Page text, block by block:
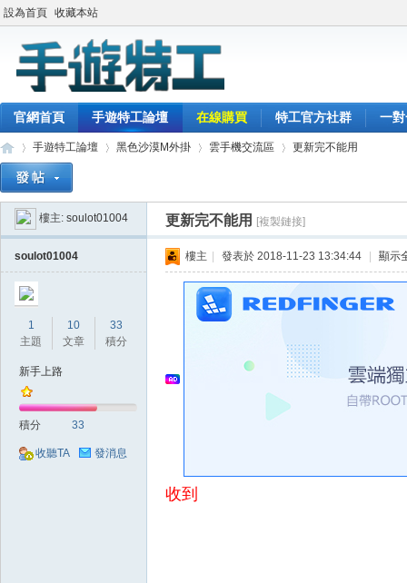
設為首頁 收藏本站
官網首頁 手遊特工論壇 在線購買 特工官方社群 一
»
手遊特工論壇
›
黑色沙漠M外掛
›
雲手機交流區
›
更新完不能用
樓主: soulot01004 更新完不能用 [複製鏈接]
soulot01004
1
主題
10
文章
33
積分
新手上路
積分 33
收聽TA 發消息
樓主 發表於 2018-11-23 13:34:44 顯示
收到